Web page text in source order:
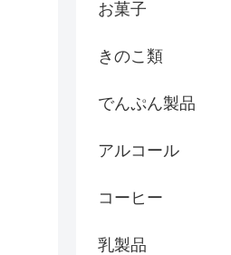
お菓子
きのこ類
でんぷん製品
アルコール
コーヒー
乳製品